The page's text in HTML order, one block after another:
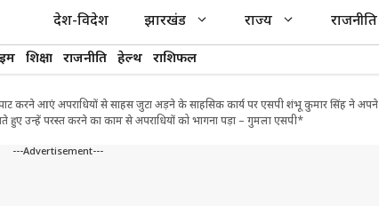
देश-विदेश झारखंड राज्य राजनीति
शिक्षा राजनीति हेल्थ राशिफल
करने आएं अपराधियों से साहस जुटा अड़ने के साहसिक कार्य पर एसपी शंभू कुमार सिंह ने अपने
हुए उन्हें परस्त करने का काम से अपराधियों को भागना पड़ा – गुमला एसपी*
---Advertisement---